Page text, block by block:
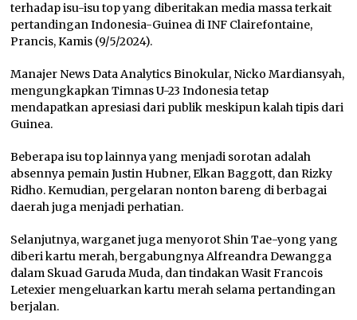
terhadap isu-isu top yang diberitakan media massa terkait
pertandingan Indonesia-Guinea di INF Clairefontaine,
Prancis, Kamis (9/5/2024).
Manajer News Data AnalyticsBinokular, Nicko Mardiansyah,
mengungkapkan Timnas U-23 Indonesia tetap
mendapatkan apresiasi dari publik meskipun kalah tipis dari
Guinea.
Beberapa isu top lainnya yang menjadi sorotan adalah
absennya pemain Justin Hubner, Elkan Baggott, dan Rizky
Ridho. Kemudian, pergelaran nonton bareng di berbagai
daerah juga menjadi perhatian.
Selanjutnya, warganet juga menyorot Shin Tae-yong yang
diberi kartu merah, bergabungnya Alfreandra Dewangga
dalam Skuad Garuda Muda, dan tindakan Wasit Francois
Letexier mengeluarkan kartu merah selama pertandingan
berjalan.